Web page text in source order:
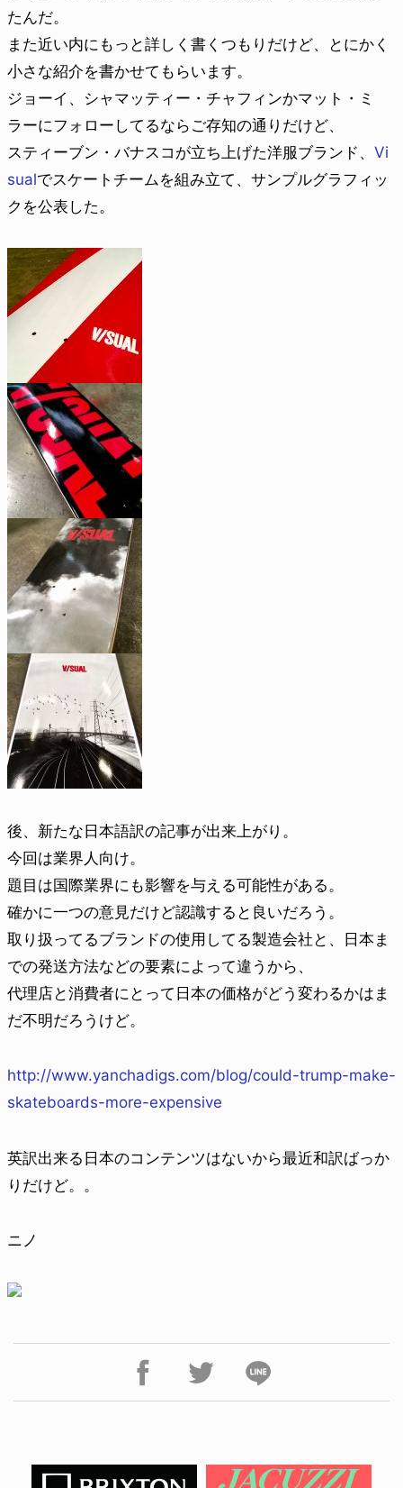
たんだ。
また近い内にもっと詳しく書くつもりだけど、とにかく
小さな紹介を書かせてもらいます。
ジョーイ、シャマッティー・チャフィンかマット・ミ
ラーにフォローしてるならご存知の通りだけど、
スティーブン・バナスコが立ち上げた洋服ブランド、 Vi
sualでスケートチームを組み立て、サンプルグラフィッ
クを公表した。
後、新たな日本語訳の記事が出来上がり。
今回は業界人向け。
題目は国際業界にも影響を与える可能性がある。
確かに一つの意見だけど認識すると良いだろう。
取り扱ってるブランドの使用してる製造会社と、日本ま
での発送方法などの要素によって違うから、
代理店と消費者にとって日本の価格がどう変わるかはま
だ不明だろうけど。
http://www.yanchadigs.com/blog/could-trump-make-
skateboards-more-expensive
英訳出来る日本のコンテンツはないから最近和訳ばっか
りだけど。。
ニノ